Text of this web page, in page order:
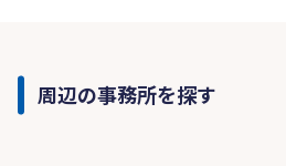
周辺の事務所を探す